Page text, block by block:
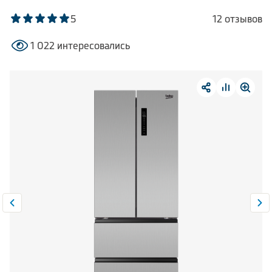
Посудомоечные машины
Плиты
Малая бытовая техника
Климатическая техника
5 12 отзывов
1 022 интересовались